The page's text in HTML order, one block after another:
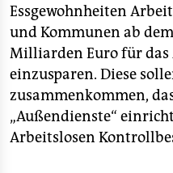
Essgewohnheiten
und Kommunen ab
Milliarden Euro für das
einzusparen. Diese
zusammenkommen,
„Außendienste“
Arbeitslosen